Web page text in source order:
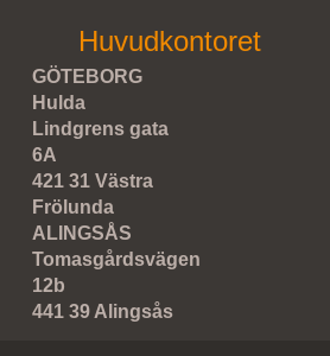
Huvudkontoret
GÖTEBORG
Hulda
Lindgrens gata
6A
421 31 Västra
Frölunda
ALINGSÅS
Tomasgårdsvägen
12b
441 39 Alingsås